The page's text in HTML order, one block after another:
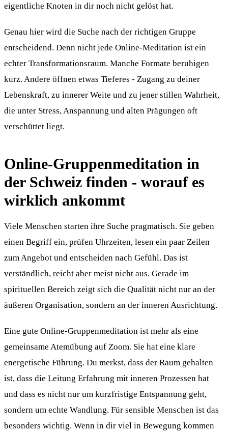
eigentliche Knoten in dir noch nicht gelöst hat.
Genau hier wird die Suche nach der richtigen Gruppe
entscheidend. Denn nicht jede Online-Meditation ist ein
echter Transformationsraum. Manche Formate beruhigen
kurz. Andere öffnen etwas Tieferes - Zugang zu deiner
Lebenskraft, zu innerer Weite und zu jener stillen Wahrheit,
die unter Stress, Anspannung und alten Prägungen oft
verschüttet liegt.
Online-Gruppenmeditation in
der Schweiz finden - worauf es
wirklich ankommt
Viele Menschen starten ihre Suche pragmatisch. Sie geben
einen Begriff ein, prüfen Uhrzeiten, lesen ein paar Zeilen
zum Angebot und entscheiden nach Gefühl. Das ist
verständlich, reicht aber meist nicht aus. Gerade im
spirituellen Bereich zeigt sich die Qualität nicht nur an der
äußeren Organisation, sondern an der inneren Ausrichtung.
Eine gute Online-Gruppenmeditation ist mehr als eine
gemeinsame Atemübung auf Zoom. Sie hat eine klare
energetische Führung. Du merkst, dass der Raum gehalten
ist, dass die Leitung Erfahrung mit inneren Prozessen hat
und dass es nicht nur um kurzfristige Entspannung geht,
sondern um echte Wandlung. Für sensible Menschen ist das
besonders wichtig. Wenn in dir viel in Bewegung kommen